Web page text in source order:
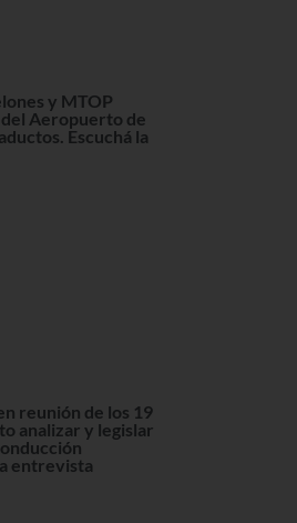
y MTOP
Aeropuerto de
Escuchá la
reunión de los 19
analizar y legislar
entrevista